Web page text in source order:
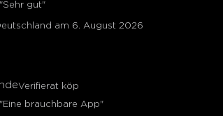
"Sehr gut"
am 6. August 2026
Verifierat köp
"Eine brauchbare App"